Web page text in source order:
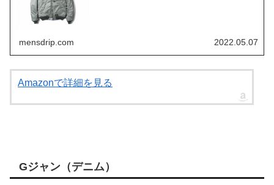
mensdrip.com 2022.05.07
Amazonで詳細を見る
Gジャン（デニム）